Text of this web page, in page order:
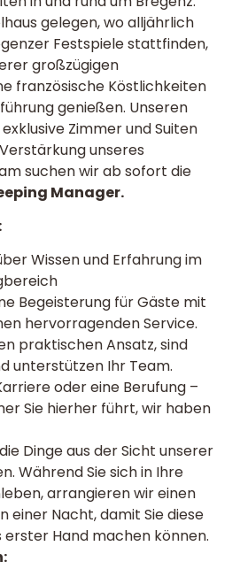
gelegen, wo alljährlich
Festspiele stattfinden,
großzügigen
französische Köstlichkeiten
genießen. Unseren
Zimmer und Suiten
unseres
suchen wir ab sofort die
Manager.
Wissen und Erfahrung im
Begeisterung für Gäste mit
hervorragenden Service.
praktischen Ansatz, sind
unterstützen Ihr Team.
oder eine Berufung –
Sie hierher führt, wir haben
Dinge aus der Sicht unserer
Während Sie sich in Ihre
arrangieren wir einen
einer Nacht, damit Sie diese
erster Hand machen können.